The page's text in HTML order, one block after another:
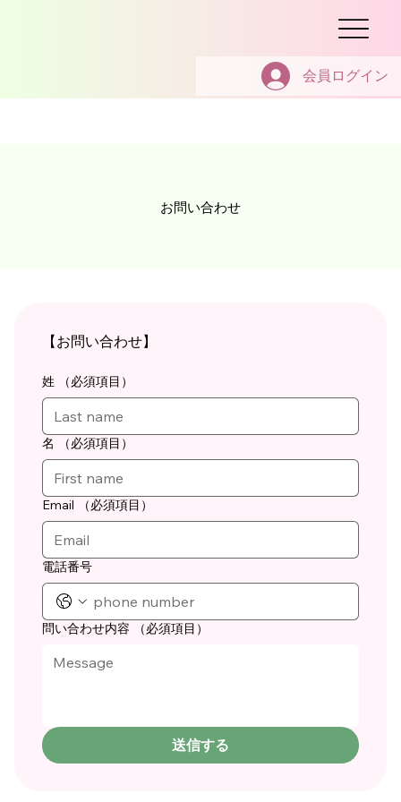
会員ログイン
​お問い合わせ
【お問い合わせ】
姓 （必須項目）
名 （必須項目）
Email （必須項目）
電話番号
問い合わせ内容 （必須項目）
送信する